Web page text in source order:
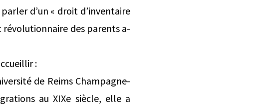
d’un « droit d’inventaire
révolutionnaire des parents a-
:
de Reims Champagne-
au XIXe siècle, elle a